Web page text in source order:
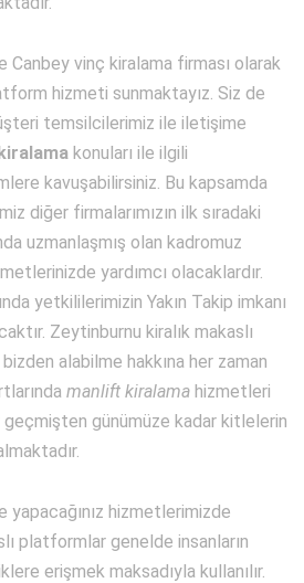
Canbey vinç kiralama firması olarak
hizmeti sunmaktayız. Siz de
temsilcilerimiz ile iletişime
konuları ile ilgili
kavuşabilirsiniz. Bu kapsamda
diğer firmalarımızın ilk sıradaki
uzmanlaşmış olan kadromuz
yardımcı olacaklardır.
yetkililerimizin Yakın Takip imkanı
Zeytinburnu kiralık makaslı
alabilme hakkına her zaman
manlift kiralama hizmetleri
günümüze kadar kitlelerin
yapacağınız hizmetlerimizde
platformlar genelde insanların
erişmek maksadıyla kullanılır.